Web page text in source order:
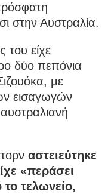
στην Αυστραλία.
είχε
δύο πεπόνια
με
εισαγωγών
αστειεύτηκε
«περάσει
τελωνείο,